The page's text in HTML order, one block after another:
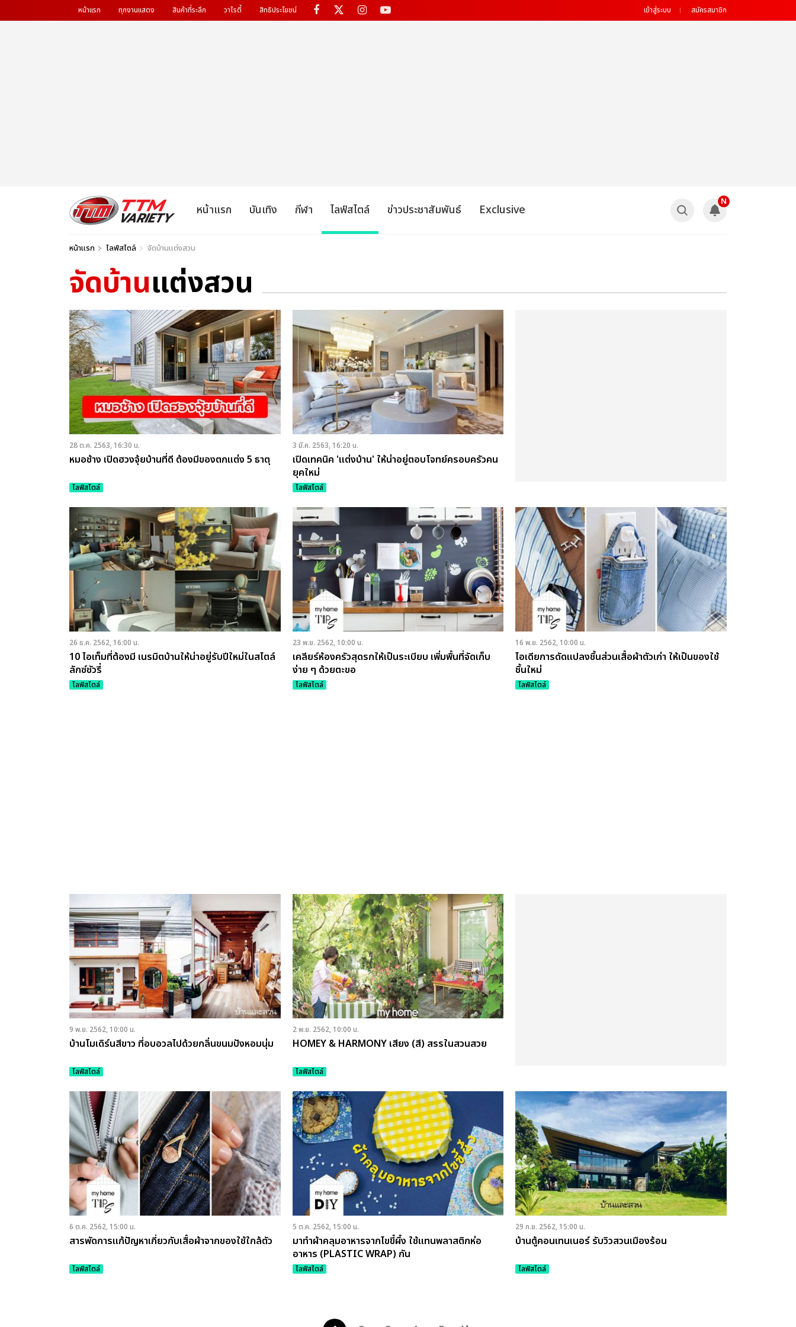
หน้าแรก ทุกงานแสดง สินค้าที่ระลึก วาไรตี้ สิทธิประโยชน์ เข้าสู่ระบบ สมัครสมาชิก
หน้าแรก บันเทิง กีฬา ไลฟ์สไตล์ ข่าวประชาสัมพันธ์ Exclusive
N
หน้าแรก ไลฟ์สไตล์ จัดบ้านแต่งสวน
จัดบ้านแต่งสวน
28 ต.ค. 2563, 16:30 น.
หมอช้าง เปิดฮวงจุ้ยบ้านที่ดี ต้องมีของตกแต่ง 5 ธาตุ
ไลฟ์สไตล์
3 มี.ค. 2563, 16:20 น.
เปิดเทคนิค 'แต่งบ้าน' ให้น่าอยู่ตอบโจทย์ครอบครัวคน
ยุคใหม่
ไลฟ์สไตล์
26 ธ.ค. 2562, 16:00 น.
10 ไอเท็มที่ต้องมี เนรมิตบ้านให้น่าอยู่รับปีใหม่ในสไตล์
ลักซ์ชัวรี่
ไลฟ์สไตล์
23 พ.ย. 2562, 10:00 น.
เคลียร์ห้องครัวสุดรกให้เป็นระเบียบ เพิ่มพื้นที่จัดเก็บ
ง่าย ๆ ด้วยตะขอ
ไลฟ์สไตล์
16 พ.ย. 2562, 10:00 น.
ไอเดียการดัดแปลงชิ้นส่วนเสื้อผ้าตัวเก่า ให้เป็นของใช้
ชิ้นใหม่
ไลฟ์สไตล์
9 พ.ย. 2562, 10:00 น.
บ้านโมเดิร์นสีขาว ที่อบอวลไปด้วยกลิ่นขนมปังหอมนุ่ม
ไลฟ์สไตล์
2 พ.ย. 2562, 10:00 น.
HOMEY & HARMONY เสียง (สี) สรรในสวนสวย
ไลฟ์สไตล์
6 ต.ค. 2562, 15:00 น.
สารพัดการแก้ปัญหาเกี่ยวกับเสื้อผ้าจากของใช้ใกล้ตัว
ไลฟ์สไตล์
5 ต.ค. 2562, 15:00 น.
มาทำผ้าคลุมอาหารจากไขขี้ผึ้ง ใช้แทนพลาสติกห่อ
อาหาร (PLASTIC WRAP) กัน
ไลฟ์สไตล์
29 ก.ย. 2562, 15:00 น.
บ้านตู้คอนเทนเนอร์ รับวิวสวนเมืองร้อน
ไลฟ์สไตล์